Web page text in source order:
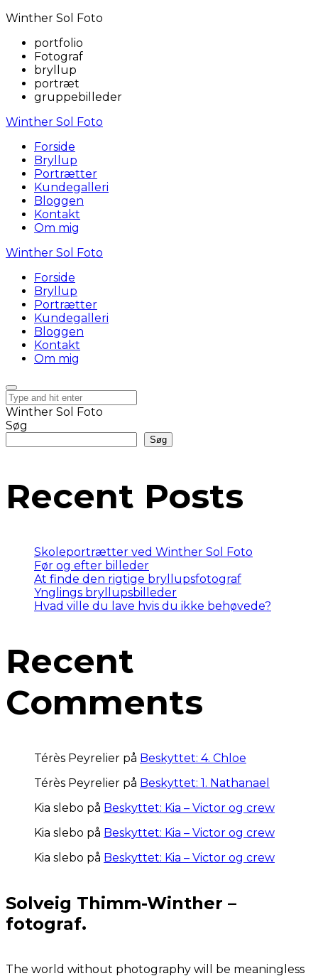
Winther Sol Foto
portfolio
Fotograf
bryllup
portræt
gruppebilleder
Winther Sol Foto
Forside
Bryllup
Portrætter
Kundegalleri
Bloggen
Kontakt
Om mig
Winther Sol Foto
Forside
Bryllup
Portrætter
Kundegalleri
Bloggen
Kontakt
Om mig
Winther Sol Foto
Søg
Søg
Recent Posts
Skoleportrætter ved Winther Sol Foto
Før og efter billeder
At finde den rigtige bryllupsfotograf
Ynglings bryllupsbilleder
Hvad ville du lave hvis du ikke behøvede?
Recent
Comments
Térès Peyrelier på Beskyttet: 4. Chloe
Térès Peyrelier på Beskyttet: 1. Nathanael
Kia slebo på Beskyttet: Kia – Victor og crew
Kia slebo på Beskyttet: Kia – Victor og crew
Kia slebo på Beskyttet: Kia – Victor og crew
Solveig Thimm-Winther –
fotograf.
The world without photography will be meaningless